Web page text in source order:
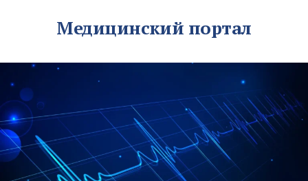
Медицинский портал